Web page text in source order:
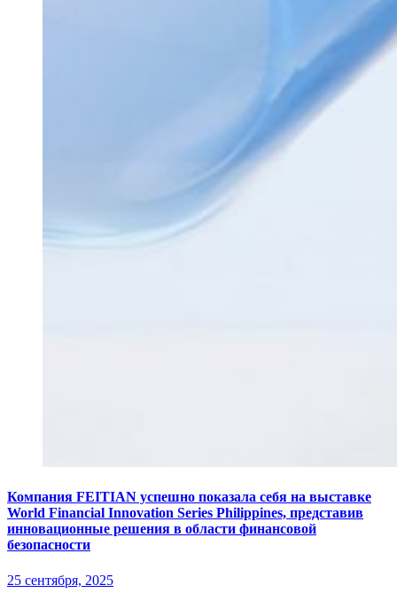
Компания FEITIAN успешно показала себя на выставке
World Financial Innovation Series Philippines, представив
инновационные решения в области финансовой
безопасности
25 сентября, 2025